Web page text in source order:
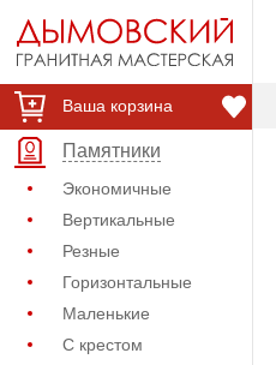
Ваша корзина
Памятники
Экономичные
Вертикальные
Резные
Горизонтальные
Маленькие
С крестом